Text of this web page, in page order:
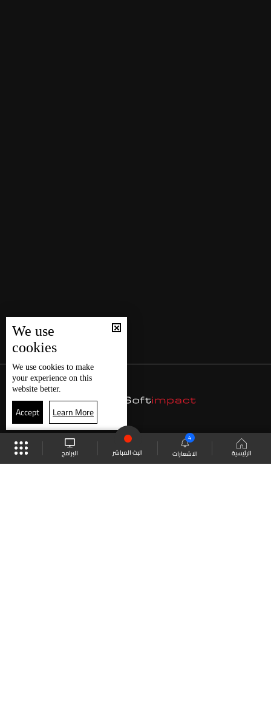
الرئيسية الاشعارات
4
البث المباشر البرامج
We use
cookies
We use cookies to make
your experience on this
website better.
Accept Learn More
موقع البرامج الجدول البث المباشر